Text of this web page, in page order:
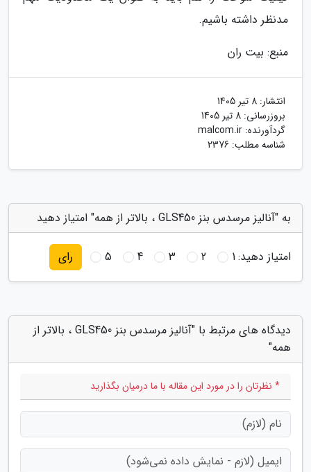
مدنظر داشته باشیم.
منبع: بیت ران
انتشار: 8 تیر 1405
بروزرسانی: 8 تیر 1405
گردآورنده: malcom.ir
شناسه مطلب: 2376
به "آنالیز مرسدس بنز GLS450 ، بالاتر از همه" امتیاز دهید
امتیاز دهید:1
2
3
4
5 رای
دیدگاه های مرتبط با "آنالیز مرسدس بنز GLS450 ، بالاتر از
همه"
* نظرتان را در مورد این مقاله با ما درمیان بگذارید